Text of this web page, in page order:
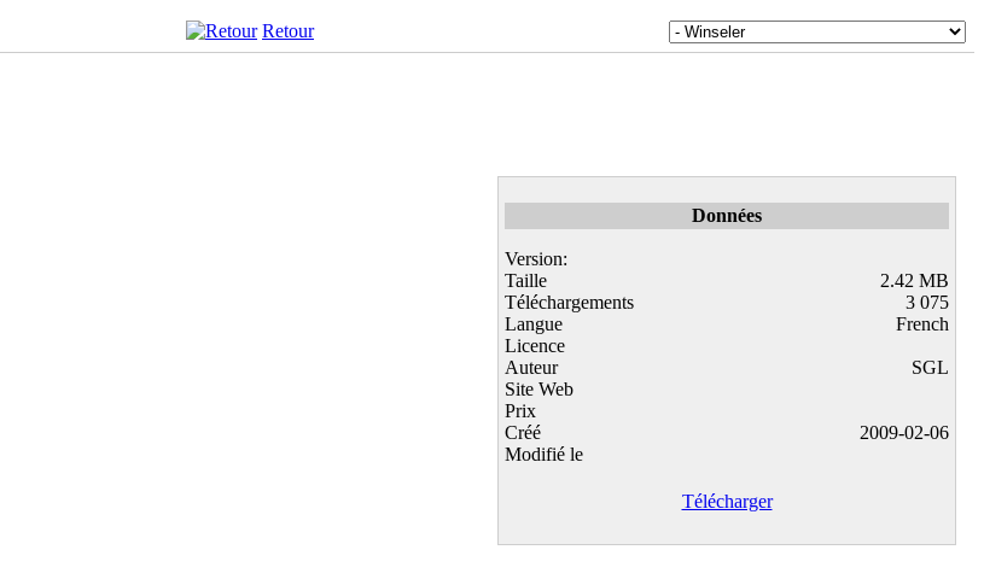
Retour
Données
Version:
Taille
2.42 MB
Téléchargements
3 075
Langue
French
Licence
Auteur
SGL
Site Web
Prix
Créé
2009-02-06
Modifié le
Télécharger